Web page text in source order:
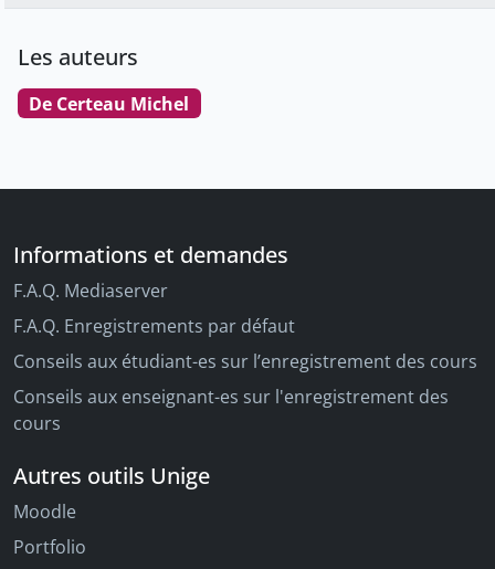
Les auteurs
De Certeau Michel
Informations et demandes
F.A.Q. Mediaserver
F.A.Q. Enregistrements par défaut
Conseils aux étudiant-es sur l’enregistrement des cours
Conseils aux enseignant-es sur l'enregistrement des
cours
Autres outils Unige
Moodle
Portfolio